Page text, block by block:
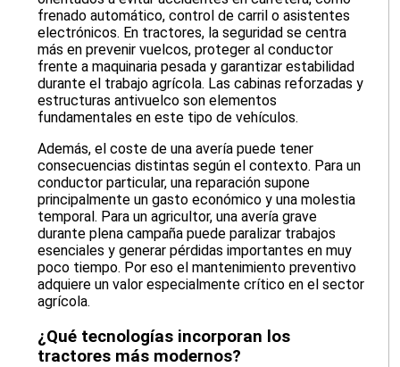
frenado automático, control de carril o asistentes
electrónicos. En tractores, la seguridad se centra
más en prevenir vuelcos, proteger al conductor
frente a maquinaria pesada y garantizar estabilidad
durante el trabajo agrícola. Las cabinas reforzadas y
estructuras antivuelco son elementos
fundamentales en este tipo de vehículos.
Además, el coste de una avería puede tener
consecuencias distintas según el contexto. Para un
conductor particular, una reparación supone
principalmente un gasto económico y una molestia
temporal. Para un agricultor, una avería grave
durante plena campaña puede paralizar trabajos
esenciales y generar pérdidas importantes en muy
poco tiempo. Por eso el mantenimiento preventivo
adquiere un valor especialmente crítico en el sector
agrícola.
¿Qué tecnologías incorporan los
tractores más modernos?